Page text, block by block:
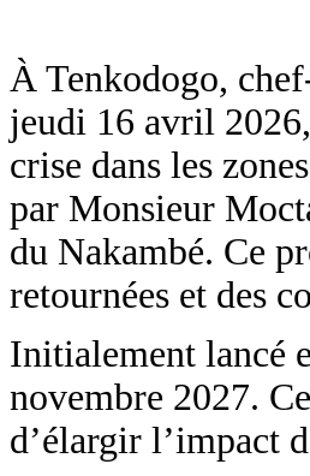
À Tenkodogo,
jeudi 16 avril
crise dans les
par Monsieur
du Nakambé. Ce
retournées et des
Initialement lancé
novembre 2027.
d’élargir l’impact